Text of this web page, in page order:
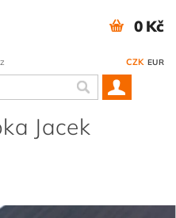
CZK EUR
0 Kč
Jacek